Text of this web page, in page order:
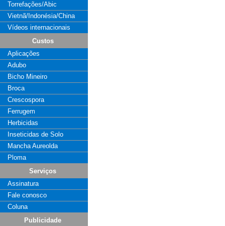
Torrefações/Abic
Vietnã/Indonésia/China
Vídeos internacionais
Custos
Aplicações
Adubo
Bicho Mineiro
Broca
Crescospora
Ferrugem
Herbicidas
Inseticidas de Solo
Mancha Aureolda
Ploma
Serviços
Assinatura
Fale conosco
Coluna
Publicidade